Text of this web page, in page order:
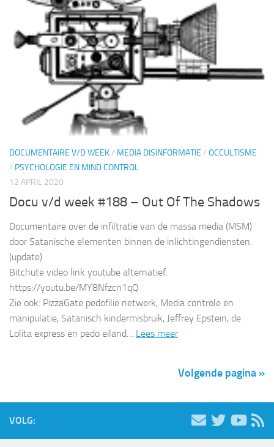
DOCUMENTAIRE V/D WEEK/ MEDIA DISINFORMATIE / OCCULTISME
/ PSYCHOLOGIE EN MIND CONTROL
12 APRIL 2020
Docu v/d week #188 – Out Of The Shadows
Documentaire over de infiltratie van de massa media (MSM)
door Satanische elementen binnen de inlichtingendiensten.
(update)
Bitchute video link youtube alternatief.
https://youtu.be/MY8Nfzcn1qQ
Zie ook: PizzaGate pedofilie netwerk, Media controle en
manipulatie, Satanisch kindermisbruik, Jeffrey Epstein, de
Lolita express en pedo eiland… Lees meer
Volgende pagina »
VOLG: